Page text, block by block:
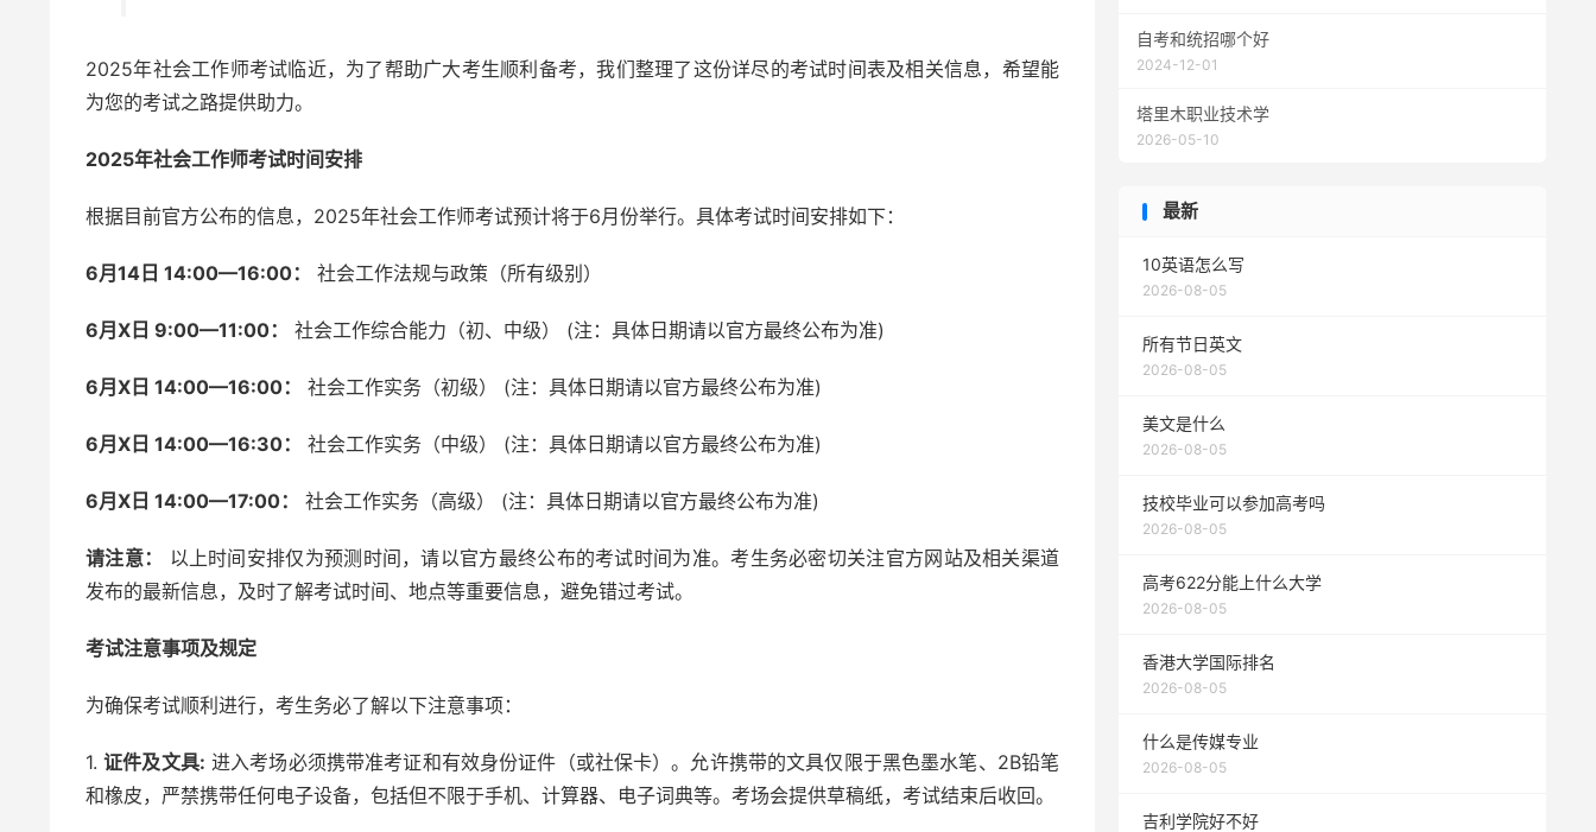
2025年社会工作师考试临近，为了帮助广大考生顺利备考，我们整理了这份详尽的考试时间表及相关信息，希望能
为您的考试之路提供助力。
2025年社会工作师考试时间安排
根据目前官方公布的信息，2025年社会工作师考试预计将于6月份举行。具体考试时间安排如下：
6月14日 14:00—16:00： 社会工作法规与政策（所有级别）
6月X日 9:00—11:00： 社会工作综合能力（初、中级） (注：具体日期请以官方最终公布为准)
6月X日 14:00—16:00： 社会工作实务（初级） (注：具体日期请以官方最终公布为准)
6月X日 14:00—16:30： 社会工作实务（中级） (注：具体日期请以官方最终公布为准)
6月X日 14:00—17:00： 社会工作实务（高级） (注：具体日期请以官方最终公布为准)
请注意：
以上时间安排仅为预测时间，请以官方最终公布的考试时间为准。考生务必密切关注官方网站及相关渠道
发布的最新信息，及时了解考试时间、地点等重要信息，避免错过考试。
考试注意事项及规定
为确保考试顺利进行，考生务必了解以下注意事项：
1.证件及文具: 进入考场必须携带准考证和有效身份证件（或社保卡）。允许携带的文具仅限于黑色墨水笔、2B铅笔
和橡皮，严禁携带任何电子设备，包括但不限于手机、计算器、电子词典等。考场会提供草稿纸，考试结束后收回。
自考和统招哪个好
2024-12-01
塔里木职业技术学
2026-05-10
最新
10英语怎么写
2026-08-05
所有节日英文
2026-08-05
美文是什么
2026-08-05
技校毕业可以参加高考吗
2026-08-05
高考622分能上什么大学
2026-08-05
香港大学国际排名
2026-08-05
什么是传媒专业
2026-08-05
吉利学院好不好